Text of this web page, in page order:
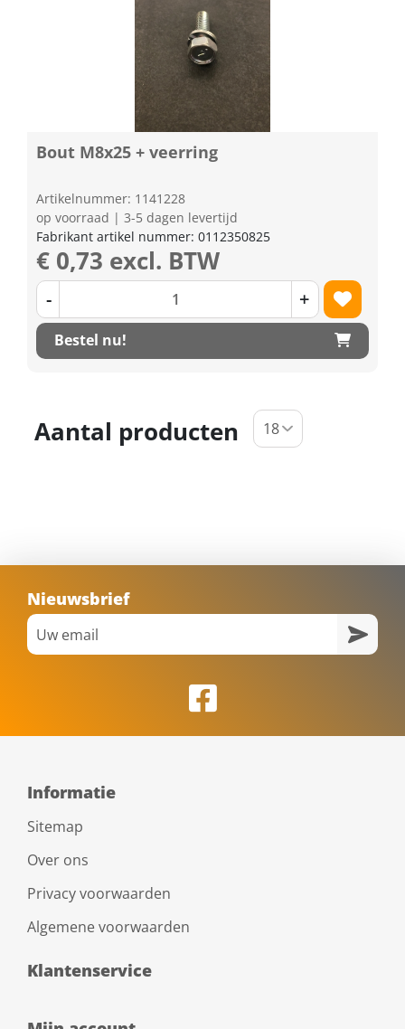
Bout M8x25 + veerring
Artikelnummer: 1141228
op voorraad | 3-5 dagen levertijd
Fabrikant artikel nummer: 0112350825
€ 0,73 excl. BTW
- +
Bestel nu!
Aantal producten
Nieuwsbrief
Informatie
Sitemap
Over ons
Privacy voorwaarden
Algemene voorwaarden
Klantenservice